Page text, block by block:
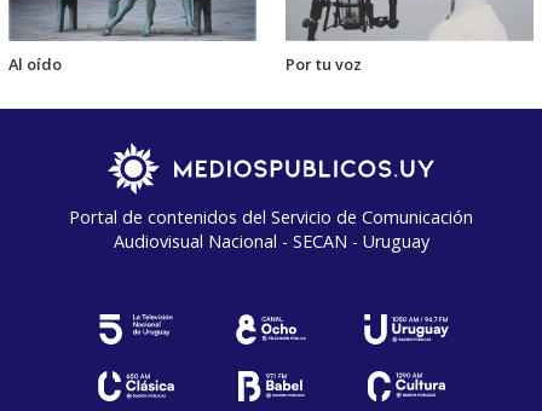
Al oído Por tu voz
Portal de contenidos del Servicio de Comunicación
Audiovisual Nacional - SECAN - Uruguay